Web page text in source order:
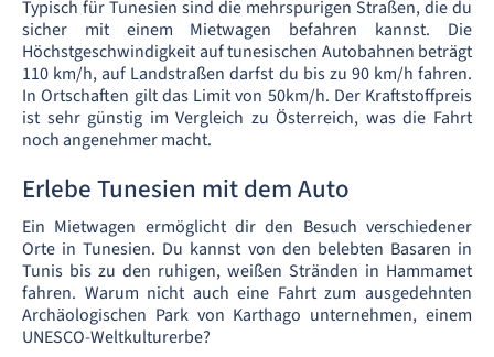
Typisch für Tunesien sind die mehrspurigen Straßen, die du
sicher mit einem Mietwagen befahren kannst. Die
Höchstgeschwindigkeit auf tunesischen Autobahnen beträgt
110 km/h, auf Landstraßen darfst du bis zu 90 km/h fahren.
In Ortschaften gilt das Limit von 50km/h. Der Kraftstoffpreis
ist sehr günstig im Vergleich zu Österreich, was die Fahrt
noch angenehmer macht.
Erlebe Tunesien mit dem Auto
Ein Mietwagen ermöglicht dir den Besuch verschiedener
Orte in Tunesien. Du kannst von den belebten Basaren in
Tunis bis zu den ruhigen, weißen Stränden in Hammamet
fahren. Warum nicht auch eine Fahrt zum ausgedehnten
Archäologischen Park von Karthago unternehmen, einem
UNESCO-Weltkulturerbe?